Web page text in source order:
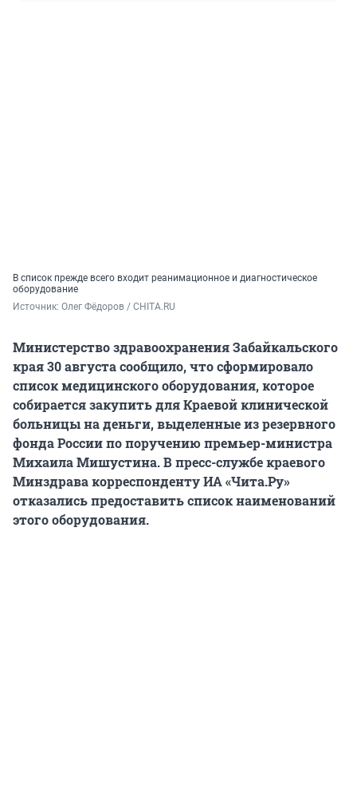
В список прежде всего входит реанимационное и диагностическое
оборудование
Источник: Олег Фёдоров / CHITA.RU
Министерство здравоохранения Забайкальского
края 30 августа сообщило, что сформировало
список медицинского оборудования, которое
собирается закупить для Краевой клинической
больницы на деньги, выделенные из резервного
фонда России по поручению премьер-министра
Михаила Мишустина. В пресс-службе краевого
Минздрава корреспонденту ИА «Чита.Ру»
отказались предоставить список наименований
этого оборудования.